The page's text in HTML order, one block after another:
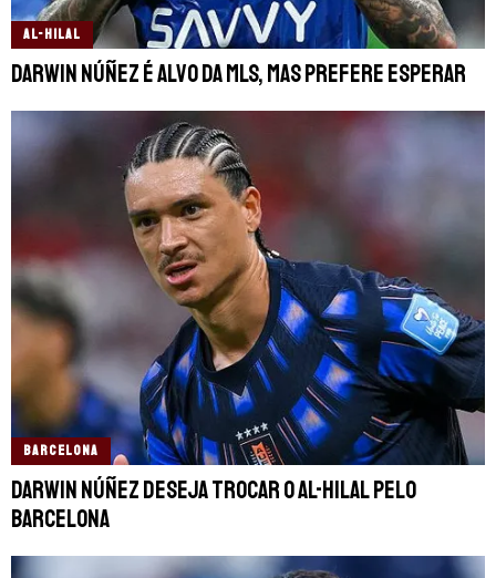
AL-HILAL
Darwin Núñez é alvo da MLS, mas prefere esperar
BARCELONA
Darwin Núñez deseja trocar o Al-Hilal pelo
Barcelona